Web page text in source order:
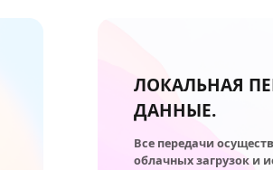
ЛОКАЛЬНАЯ
ДАННЫЕ.
Все передачи
облачных загрузок и